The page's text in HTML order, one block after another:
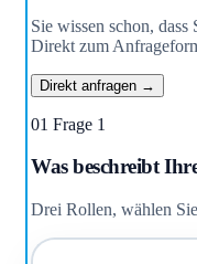
Sie wissen schon,
Direkt zum
Direkt anfragen →
01 Frage 1
Was beschreibt
Drei Rollen, wählen